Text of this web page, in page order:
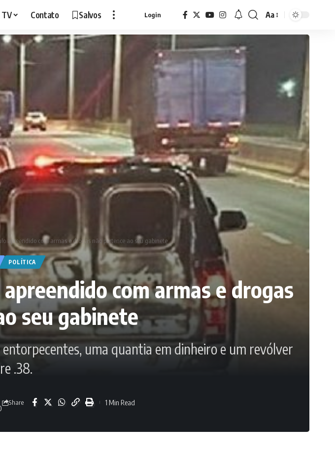
TV Contato Salvos Login
Font
Resizer
Aa
apreendido com armas e drogas não pertence ao seu gabinete
POLÍTICA
com armas e drogas
seu gabinete
uma quantia em dinheiro e um revólver
.38.
Share 1 Min Read